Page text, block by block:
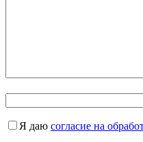
Я даю согласие на